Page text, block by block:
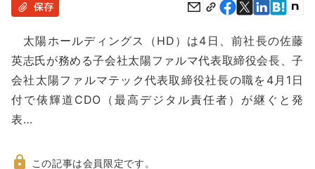
に
動
保存
太陽ホールディングス（HD）は4日、前社長の佐藤
英志氏が務める子会社太陽ファルマ代表取締役会長、子
会社太陽ファルマテック代表取締役社長の職を4月1日
付で俵輝道CDO（最高デジタル責任者）が継ぐと発
表…
この記事は会員限定です。